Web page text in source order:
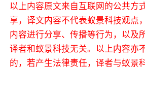
以上内容原文来自互联网的公共方
享，译文内容不代表蚁景科技观点
内容进行分享、传播等行为，以及
译者和蚁景科技无关。以上内容亦
的，若产生法律责任，译者与蚁景